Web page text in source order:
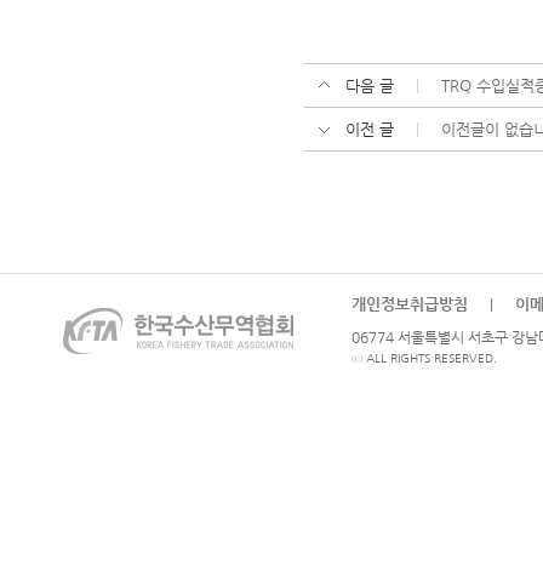
다음 글 TRQ 수입실적
이전 글 이전글이 없습
개인정보취급방침 이
06774 서울특별시 서초구 강
ⓒ ALL RIGHTS RESERVED.